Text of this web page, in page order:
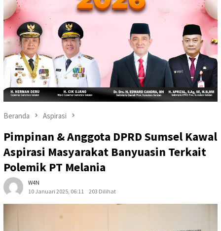
Beranda Aspirasi
Pimpinan & Anggota DPRD Sumsel Kawal
Aspirasi Masyarakat Banyuasin Terkait
Polemik PT Melania
W4N
10 Januari 2025, 06:11
203 Dilihat